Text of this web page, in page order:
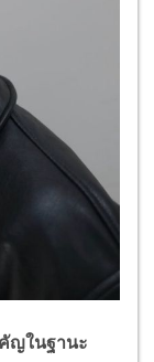
ญในฐานะ